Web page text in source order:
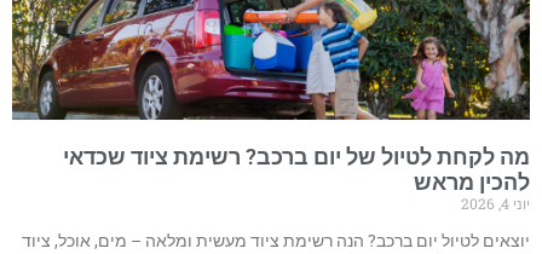
לקחת לטיול של יום ברכב? רשימת ציוד שכדאי
מראש
2026
לטיול יום ברכב? הנה רשימת ציוד מעשית ומלאה – מים, אוכל, ציוד